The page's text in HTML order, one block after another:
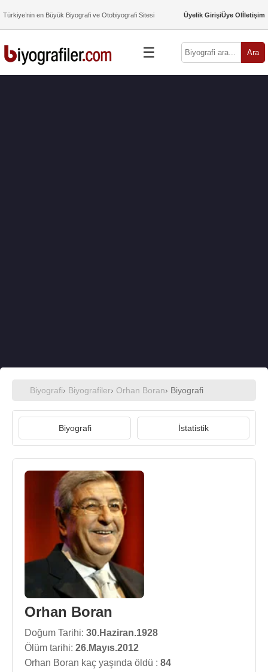
Türkiye’nin en Büyük Biyografi ve Otobiyografi Sitesi Üyelik GirişiÜye Olİletişim
☰ Ara
Biyografi› Biyografiler› Orhan Boran› Biyografi
Biyografi İstatistik
Orhan Boran
Doğum Tarihi: 30.Haziran.1928
Ölüm tarihi: 26.Mayıs.2012
Orhan Boran kaç yaşında öldü : 84